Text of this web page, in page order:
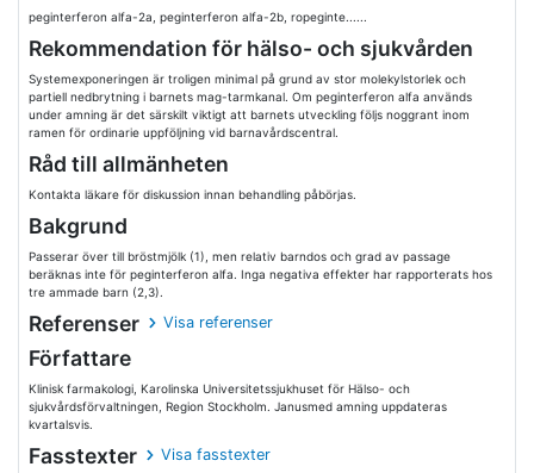
peginterferon alfa-2a, peginterferon alfa-2b, ropeginte......
Rekommendation för hälso- och sjukvården
Systemexponeringen är troligen minimal på grund av stor molekylstorlek och
partiell nedbrytning i barnets mag-tarmkanal. Om peginterferon alfa används
under amning är det särskilt viktigt att barnets utveckling följs noggrant inom
ramen för ordinarie uppföljning vid barnavårdscentral.
Råd till allmänheten
Kontakta läkare för diskussion innan behandling påbörjas.
Bakgrund
Passerar över till bröstmjölk (1), men relativ barndos och grad av passage
beräknas inte för peginterferon alfa. Inga negativa effekter har rapporterats hos
tre ammade barn (2,3).
Referenser Visa referenser
Författare
Klinisk farmakologi, Karolinska Universitetssjukhuset för Hälso- och
sjukvårdsförvaltningen, Region Stockholm. Janusmed amning uppdateras
kvartalsvis.
Fasstexter Visa fasstexter